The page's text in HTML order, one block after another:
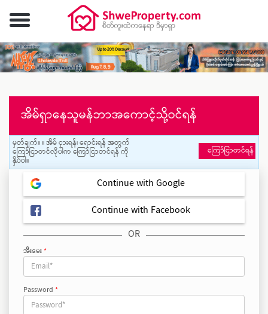
အိမ်ရှာနေသူမန်ဘာအကောင့်သို့ဝင်ရန်
မှတ်ချက်။ ။ အိမ် ငှားရန်၊ ရောင်းရန် အတွက်
ကြော်ငြာတင်လိုပါက ကြော်ငြာတင်ရန် ကို
နှိပ်ပါ။
ကြော်ငြာတင်ရန်
Continue with Google
Continue with Facebook
OR
အီးမေး*
Password*